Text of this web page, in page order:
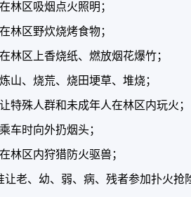
林区吸烟点火照明；
林区野炊烧烤食物；
林区上香烧纸、燃放烟花爆竹；
山、烧荒、烧田埂草、堆烧；
特殊人群和未成年人在林区内玩火；
车时向外扔烟头；
林区内狩猎防火驱兽；
让老、幼、弱、病、残者参加扑火抢